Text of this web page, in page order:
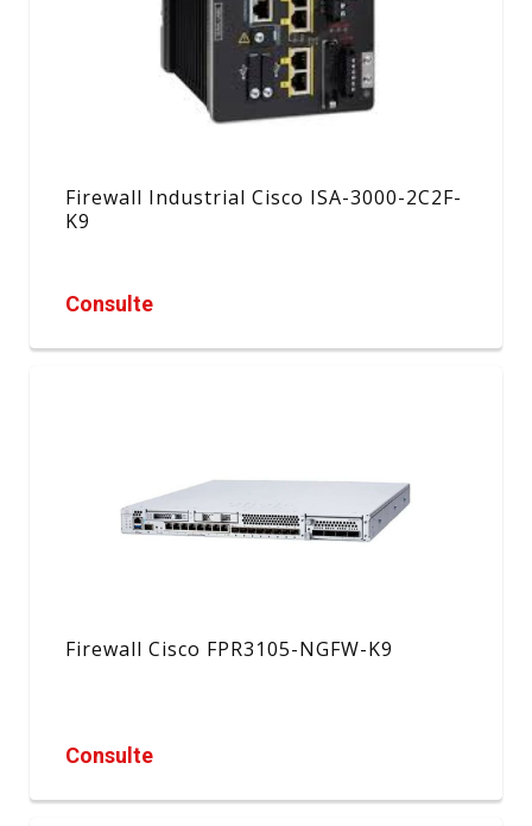
Firewall Industrial Cisco ISA-3000-2C2F-
K9
Consulte
Firewall Cisco FPR3105-NGFW-K9
Consulte